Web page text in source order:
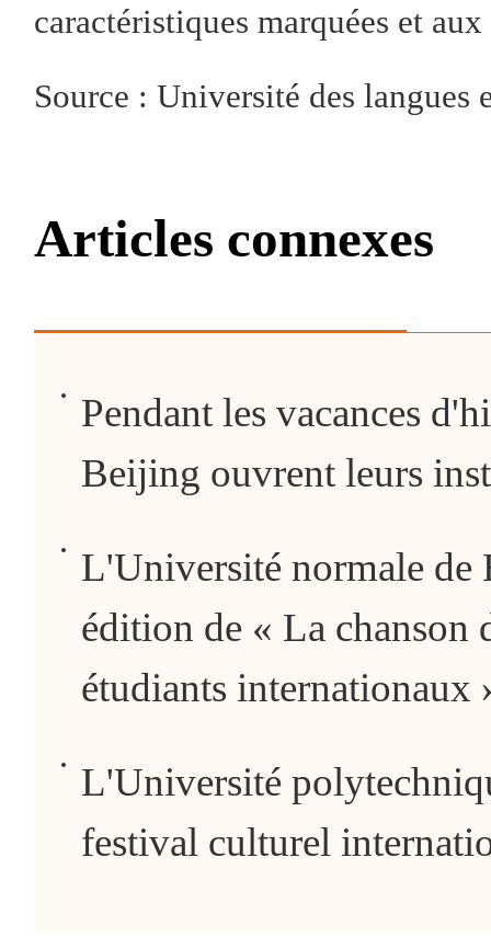
caractéristiques marquées et
Source : Université des
Articles connexes
Pendant les vacances
Beijing ouvrent leurs
L'Université normale de
édition de « La chanson
étudiants internationaux
L'Université
festival culturel